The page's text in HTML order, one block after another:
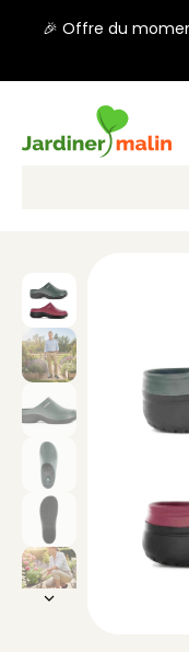
🎉 Offre du
Recherche,